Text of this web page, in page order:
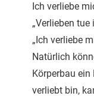
Ich verliebe
„Verlieben
„Ich verliebe
Natürlich
Körperbau
verliebt bin,